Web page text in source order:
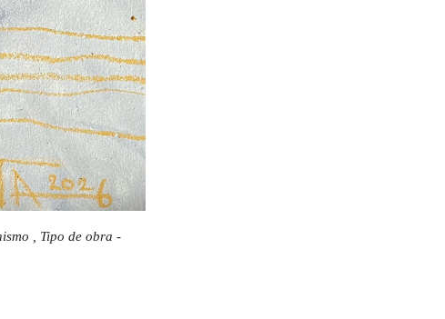
, Tipo de obra -